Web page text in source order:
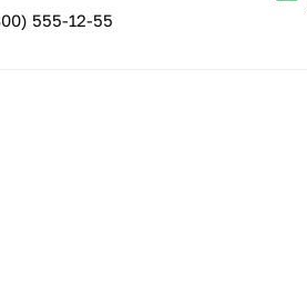
555-12-55